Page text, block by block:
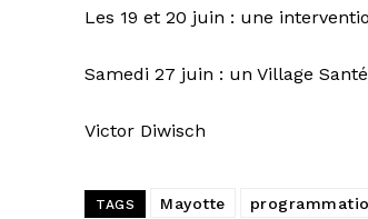
Les 19 et 20 juin : une
Samedi 27 juin : un Village
Victor Diwisch
TAGS Mayotte